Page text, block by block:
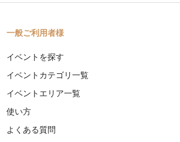
一般ご利用者様
イベントを探す
イベントカテゴリ一覧
イベントエリア一覧
使い方
よくある質問